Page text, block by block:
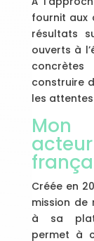
fournit aux
résultats
ouverts à
construire
les
Mon
Créée en
mission de
à sa
permet à